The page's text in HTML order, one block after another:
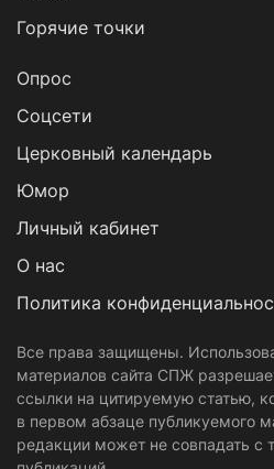
Горячие точки
Опрос
Cоцсети
Церковный календарь
Юмор
Личный кабинет
О нас
Политика
Все права защищены.
материалов сайта СПЖ
ссылки на цитируемую статью,
в первом абзаце публикуемого
редакции может не совпадать с